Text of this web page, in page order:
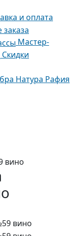
Мастер-
Скидки
Натура Рафия
вино